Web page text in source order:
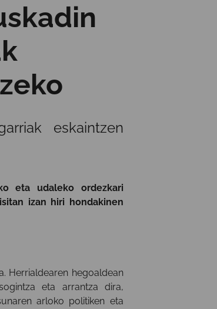
eskaintzen
eta udaleko ordezkari
izan hiri hondakinen
Herrialdearen hegoaldean
eta arrantza dira,
arloko politiken eta